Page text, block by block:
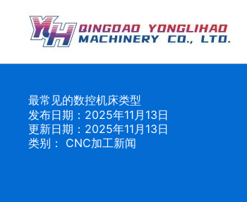
容
最常见的数控机床类型
发布日期：2025年11月13日
更新日期：2025年11月13日
类别： CNC加工新闻